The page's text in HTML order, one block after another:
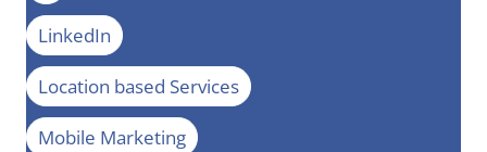
LinkedIn
Location based Services
Mobile Marketing